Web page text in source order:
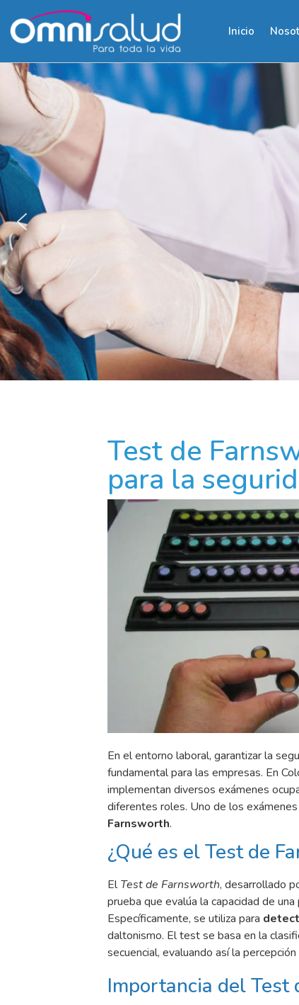
Inicio
Test de
para la
En el entorno laboral, garantizar la
fundamental para las empresas. En
implementan diversos exámenes
diferentes roles. Uno de los
Farnsworth.
¿Qué es el Test de
ElTest de Farnsworth, desarrollado
prueba que evalúa la capacidad de
Específicamente, se utiliza para
daltonismo. El test se basa en la
secuencial, evaluando así la
Importancia del Test